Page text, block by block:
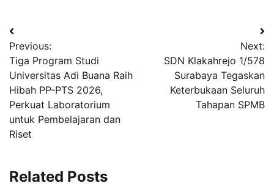
Navigasi
pos
Previous:
Tiga Program Studi
Universitas Adi Buana Raih
Hibah PP-PTS 2026,
Perkuat Laboratorium
untuk Pembelajaran dan
Riset
Next:
SDN Klakahrejo 1/578
Surabaya Tegaskan
Keterbukaan Seluruh
Tahapan SPMB
Related Posts